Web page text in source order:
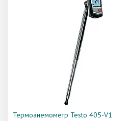
Термоанемометр Testo 405-V1